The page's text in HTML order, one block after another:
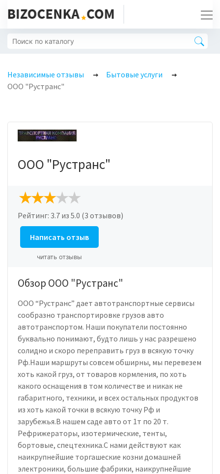
Независимые отзывы
Бытовые услуги
ООО "Рустранс"
ООО "Рустранс"
Рейтинг: 3.7 из 5.0 (3 отзывов)
Написать отзыв
читать отзывы
Обзор ООО "Рустранс"
ООО “Рустранс” дает автотранспортные сервисы
сообразно транспортировке грузов авто
автотранспортом. Наши покупатели постоянно
буквально понимают, будто лишь у нас разрешено
солидно и скоро переправить груз в всякую точку
Рф.Наши маршруты совсем обширны, мы перевезем
хоть какой груз, от товаров кормления, по хоть
какого оснащения в том количестве и никак не
габаритного, техники, и всех остальных продуктов
из хоть какой точки в всякую точку Рф и
зарубежья.В нашем саде авто от 1т по 20 т.
Рефрижераторы, изотермические, тенты,
бортовые, спецтехника.С нами действуют как
наикрупнейшие торгашеские козни домашней
электроники, большие фабрики, наикрупнейшие